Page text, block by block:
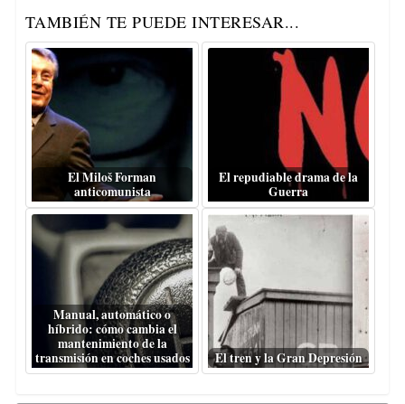
TAMBIÉN TE PUEDE INTERESAR...
El Miloš Forman
anticomunista
El repudiable drama de la
Guerra
Manual, automático o
híbrido: cómo cambia el
mantenimiento de la
transmisión en coches usados
El tren y la Gran Depresión